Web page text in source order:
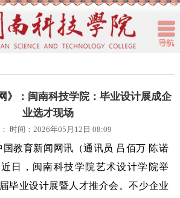
》：闽南科技学院：毕业设计展成企
业选才现场
时间：2026年05月12日 08:09
国教育新闻网讯（通讯员 吕佰万 陈诺
日，闽南科技学院艺术设计学院举
毕业设计展暨人才推介会。不少企业